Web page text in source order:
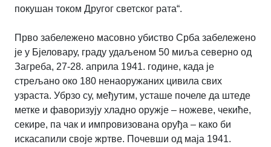
покушан током Другог светског рата“.
Прво забележено масовно убиство Срба забележено
је у Бјеловару, граду удаљеном 50 миља северно од
Загреба, 27-28. априла 1941. године, када је
стрељано око 180 ненаоружаних цивила свих
узраста. Убрзо су, међутим, усташе почеле да штеде
метке и фаворизују хладно оружје – ножеве, чекиће,
секире, па чак и импровизована оруђа – како би
искасапили своје жртве. Почевши од маја 1941.